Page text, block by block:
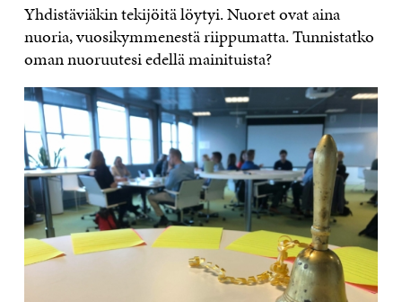
Yhdistäviäkin tekijöitä löytyi. Nuoret ovat aina
nuoria, vuosikymmenestä riippumatta. Tunnistatko
oman nuoruutesi edellä mainituista?